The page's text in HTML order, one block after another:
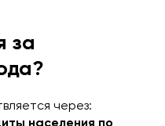
за
через:
населения по